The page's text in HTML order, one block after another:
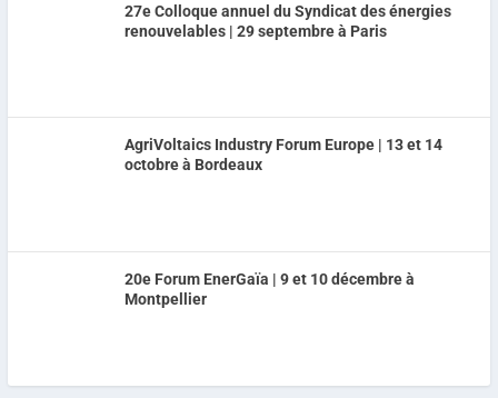
27e Colloque annuel du Syndicat des énergies
renouvelables | 29 septembre à Paris
AgriVoltaics Industry Forum Europe | 13 et 14
octobre à Bordeaux
20e Forum EnerGaïa | 9 et 10 décembre à
Montpellier